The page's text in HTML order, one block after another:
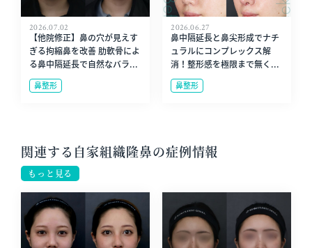
2026.07.02
【他院修正】鼻の穴が見えす
ぎる拘縮鼻を改善 肋軟骨によ
る鼻中隔延長で自然なバラ...
鼻整形
2026.06.27
鼻中隔延長と鼻尖形成でナチ
ュラルにコンプレックス解
消！整形感を極限まで無く...
鼻整形
関連する自家組織隆鼻の症例情報
もっと見る